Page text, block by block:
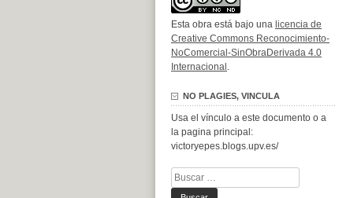
Esta obra está bajo una licencia de
Creative Commons Reconocimiento-
NoComercial-SinObraDerivada 4.0
Internacional .
NO PLAGIES, VINCULA
Usa el vínculo a este documento o a
la pagina principal:
victoryepes.blogs.upv.es/
Buscar: